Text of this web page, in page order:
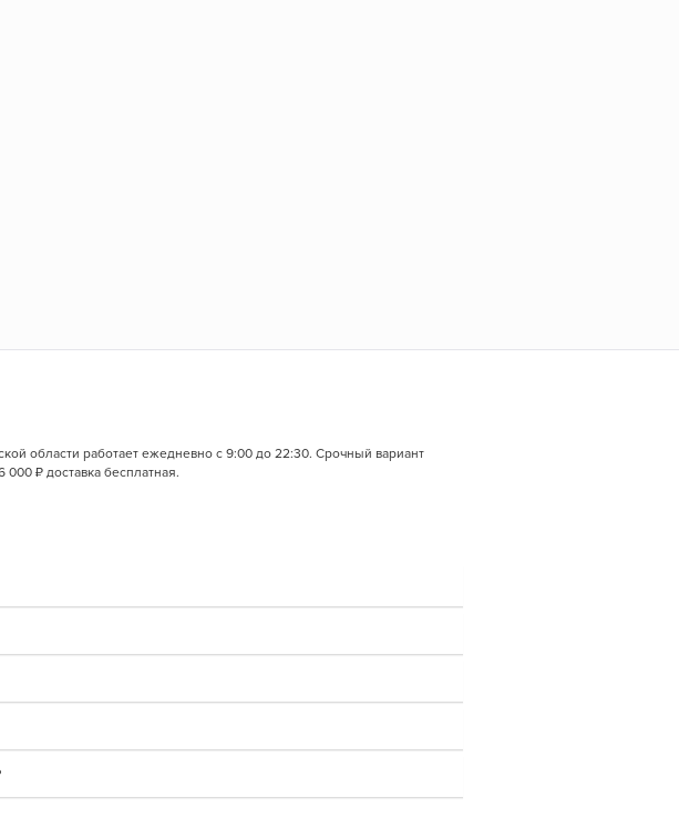
области работает ежедневно с 9:00 до 22:30. Срочный вариант
₽ доставка бесплатная.